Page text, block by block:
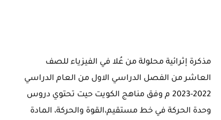
مذكرة إثرائية محلولة من عُلا في الفيزياء للصف
العاشر من الفصل الدراسي الاول من العام الدراسي
2022-2023 م وفق مناهج الكويت حيت تحتوي دروس
وحدة الحركة في خط مستقيم،القوة والحركة، المادة